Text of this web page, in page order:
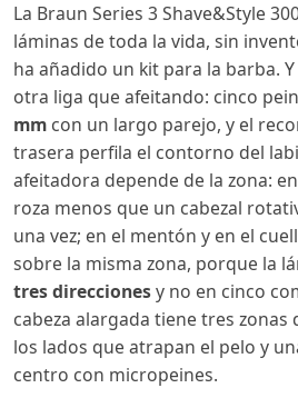
La Braun Series 3 Shave&Style
láminas de toda la vida, sin
ha añadido un kit para la barba.
otra liga que afeitando: cinco
mm con un largo parejo, y el
trasera perfila el contorno del
afeitadora depende de la zona:
roza menos que un cabezal
una vez; en el mentón y en el
sobre la misma zona, porque la
tres direccionesy no en cinco
cabeza alargada tiene tres zonas
los lados que atrapan el pelo y
centro con micropeines.